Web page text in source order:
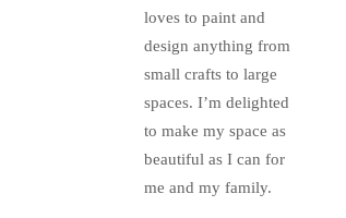
loves to paint and
design anything from
small crafts to large
spaces. I’m delighted
to make my space as
beautiful as I can for
me and my family.